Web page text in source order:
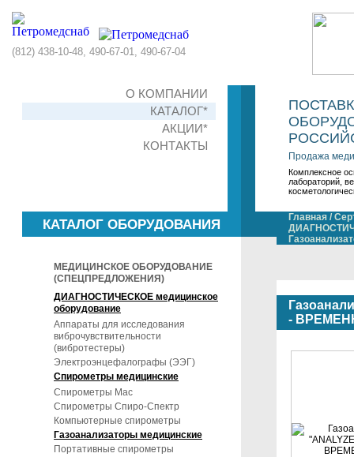
(812) 438-10-48, 490-67-01, 490-67-04
О КОМПАНИИ
КАТАЛОГ*
АКЦИИ*
КОНТАКТЫ
Продажа
Комплексное
лабораторий,
КАТАЛОГ ОБОРУДОВАНИЯ
МЕДИЦИНСКОЕ ОБОРУДОВАНИЕ
(СПЕЦПРЕДЛОЖЕНИЯ)
ДИАГНОСТИЧЕСКОЕ медицинское
оборудование
Аппараты для исследования
виброчувствительности
(вибротестеры)
Электроэнцефалографы (ЭЭГ)
Спирометры медицинские
Спирометры Mac
Спирометры Спиро-Спектр
Компьютерные спирометры
Газоанализаторы медицинские
Портативные спирометры
Главная /
-